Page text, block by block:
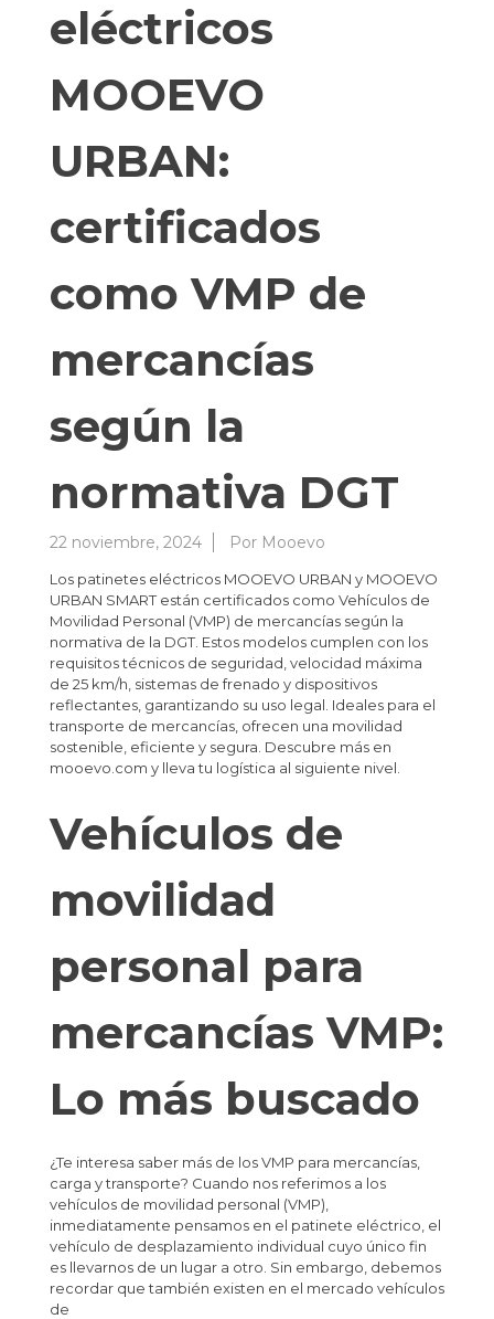
eléctricos
MOOEVO
URBAN:
certificados
como VMP de
mercancías
según la
normativa DGT
22 noviembre, 2024 Por Mooevo
Los patinetes eléctricos MOOEVO URBAN y MOOEVO
URBAN SMART están certificados como Vehículos de
Movilidad Personal (VMP) de mercancías según la
normativa de la DGT. Estos modelos cumplen con los
requisitos técnicos de seguridad, velocidad máxima
de 25 km/h, sistemas de frenado y dispositivos
reflectantes, garantizando su uso legal. Ideales para el
transporte de mercancías, ofrecen una movilidad
sostenible, eficiente y segura. Descubre más en
mooevo.com y lleva tu logística al siguiente nivel.
Vehículos de
movilidad
personal para
mercancías VMP:
Lo más buscado
¿Te interesa saber más de los VMP para mercancías,
carga y transporte? Cuando nos referimos a los
vehículos de movilidad personal (VMP),
inmediatamente pensamos en el patinete eléctrico, el
vehículo de desplazamiento individual cuyo único fin
es llevarnos de un lugar a otro. Sin embargo, debemos
recordar que también existen en el mercado vehículos
de